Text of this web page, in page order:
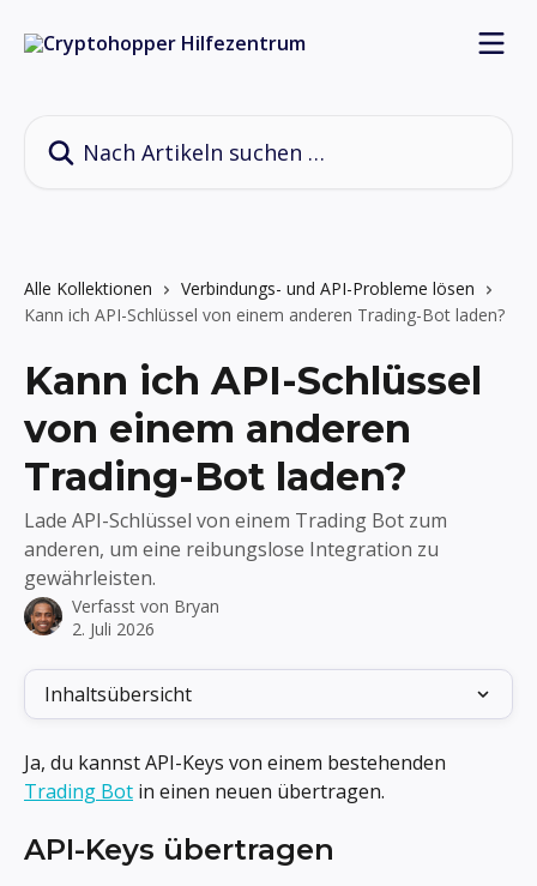
Alle Kollektionen
Verbindungs- und API-Probleme lösen
Kann ich API-Schlüssel von einem anderen Trading-Bot laden?
Kann ich API-Schlüssel
von einem anderen
Trading-Bot laden?
Lade API-Schlüssel von einem Trading Bot zum
anderen, um eine reibungslose Integration zu
gewährleisten.
Verfasst von Bryan
2. Juli 2026
Inhaltsübersicht
Ja, du kannst API-Keys von einem bestehenden
Trading Bot in einen neuen übertragen.
API-Keys übertragen